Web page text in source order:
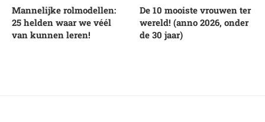
Mannelijke rolmodellen:
25 helden waar we véél
van kunnen leren!
De 10 mooiste vrouwen ter
wereld! (anno 2026, onder
de 30 jaar)